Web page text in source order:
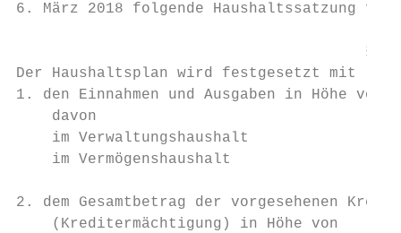
6. März 2018 folgende Haushaltssatzung
                                       §1
Der Haushaltsplan wird festgesetzt mit
1. den Einnahmen und Ausgaben in
davon
im Verwaltungshaushalt
im Vermögenshaushalt
2. dem Gesamtbetrag der
(Kreditermächtigung) in Höhe von